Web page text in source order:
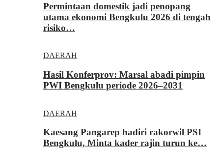
Permintaan domestik jadi penopang
utama ekonomi Bengkulu 2026 di tengah
risiko…
DAERAH
Hasil Konferprov: Marsal abadi pimpin
PWI Bengkulu periode 2026–2031
DAERAH
Kaesang Pangarep hadiri rakorwil PSI
Bengkulu, Minta kader rajin turun ke…